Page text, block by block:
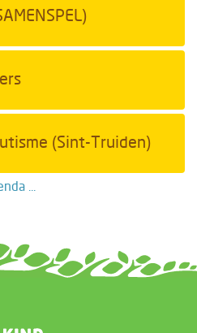
(Sint-Truiden)
...